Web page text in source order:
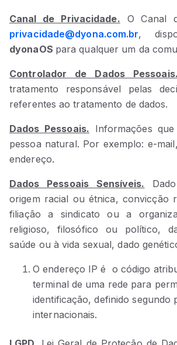
Canal de Privacidade. O Canal
privacidade@dyona.com.br,
dyonaOS para qualquer um da
Controlador de Dados Pessoais.
tratamento responsável pelas
referentes ao tratamento de dados.
Dados Pessoais. Informações
pessoa natural. Por exemplo: e-
endereço.
Dados Pessoais Sensíveis.
origem racial ou étnica, convicção
filiação a sindicato ou a
religioso, filosófico ou político,
saúde ou à vida sexual, dado
O endereço IP é o código
terminal de uma rede para
identificação, definido segundo
internacionais.